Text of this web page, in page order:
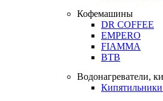
Кофемашины
DR COFFEE
EMPERO
FIAMMA
BTB
Водонагреватели,
Кипятильники